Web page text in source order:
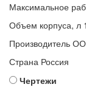
Максимальное
Объем корпуса, л
Производитель
Страна Россия
Чертежи